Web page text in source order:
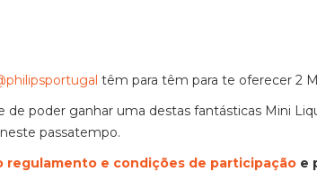
têm para têm para te oferecer 2
de poder ganhar uma destas fantásticas Mini
passatempo.
regulamento e condições de participação e